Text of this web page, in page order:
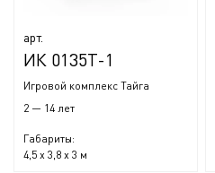
арт.
ИК 0135Т-1
Игровой комплекс Тайга
2 — 14 лет
Габариты:
4,5 x 3,8 x 3 м